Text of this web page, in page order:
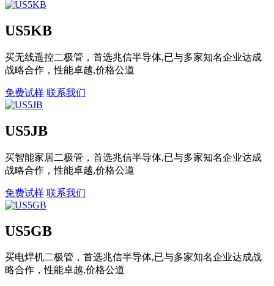
US5KB
买无线遥控二极管，首选兆信半导体,已与多家知名企业达成
战略合作，性能卓越,价格公道
免费试样 联系我们
US5JB
买智能家居二极管，首选兆信半导体,已与多家知名企业达成
战略合作，性能卓越,价格公道
免费试样 联系我们
US5GB
买电焊机二极管，首选兆信半导体,已与多家知名企业达成战
略合作，性能卓越,价格公道